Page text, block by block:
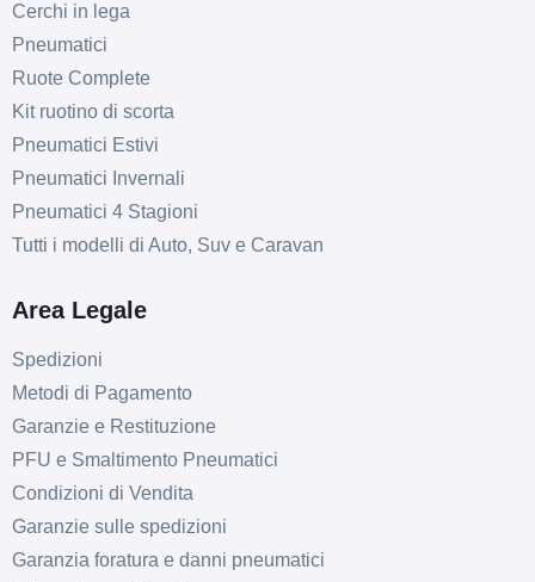
Cerchi in lega
Pneumatici
Ruote Complete
Kit ruotino di scorta
Pneumatici Estivi
Pneumatici Invernali
Pneumatici 4 Stagioni
Tutti i modelli di Auto, Suv e Caravan
Area Legale
Spedizioni
Metodi di Pagamento
Garanzie e Restituzione
PFU e Smaltimento Pneumatici
Condizioni di Vendita
Garanzie sulle spedizioni
Garanzia foratura e danni pneumatici